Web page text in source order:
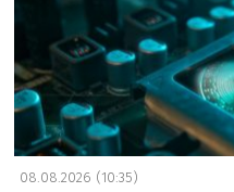
08.08.2026 (10:35)